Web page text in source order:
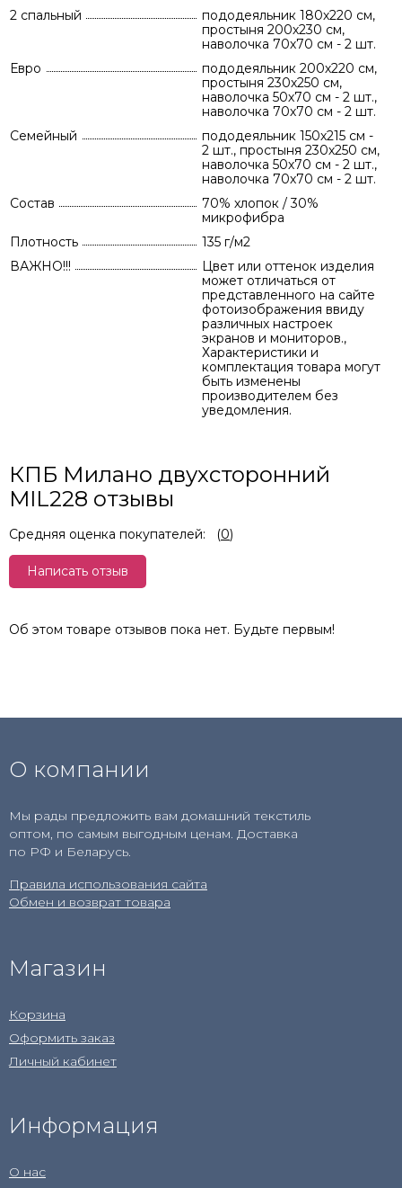
2 спальный
пододеяльник 180х220 см,
простыня 200х230 см,
наволочка 70х70 см - 2 шт.
Евро
пододеяльник 200х220 см,
простыня 230х250 см,
наволочка 50х70 см - 2 шт.,
наволочка 70х70 см - 2 шт.
Семейный
пододеяльник 150х215 см -
2 шт., простыня 230х250 см,
наволочка 50х70 см - 2 шт.,
наволочка 70х70 см - 2 шт.
Состав
70% хлопок / 30%
микрофибра
Плотность
135 г/м2
ВАЖНО!!!
Цвет или оттенок изделия
может отличаться от
представленного на сайте
фотоизображения ввиду
различных настроек
экранов и мониторов.,
Характеристики и
комплектация товара могут
быть изменены
производителем без
уведомления.
КПБ Милано двухсторонний
MIL228 отзывы
Средняя оценка покупателей: (0)
Написать отзыв
Об этом товаре отзывов пока нет. Будьте первым!
О компании
Мы рады предложить вам домашний текстиль
оптом, по самым выгодным ценам. Доставка
по РФ и Беларусь.
Правила использования сайта
Обмен и возврат товара
Магазин
Корзина
Оформить заказ
Личный кабинет
Информация
О нас